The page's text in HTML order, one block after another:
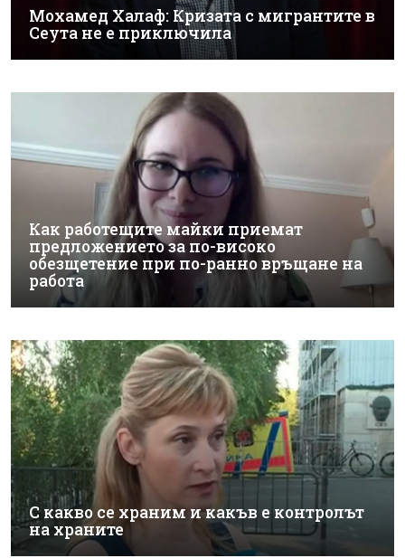
Мохамед Халаф: Кризата с мигрантите в
Сеута не е приключила
Как работещите майки приемат
предложението за по-високо
обезщетение при по-ранно връщане на
работа
С какво се храним и какъв е контролът
на храните